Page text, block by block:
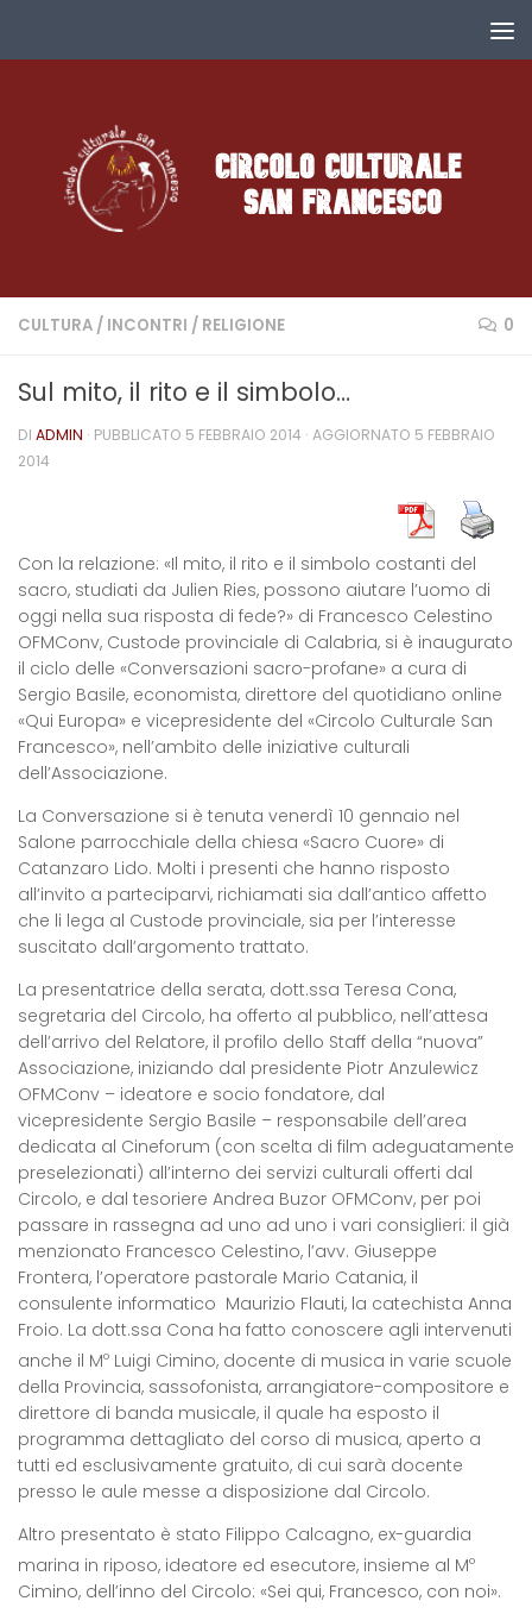
CULTURA / INCONTRI / RELIGIONE 0
Sul mito, il rito e il simbolo…
DI ADMIN · PUBBLICATO 5 FEBBRAIO 2014 · AGGIORNATO 5 FEBBRAIO
2014
Con la relazione: «Il mito, il rito e il simbolo costanti del
sacro, studiati da Julien Ries, possono aiutare l’uomo di
oggi nella sua risposta di fede?» di Francesco Celestino
OFMConv, Custode provinciale di Calabria, si è inaugurato
il ciclo delle «Conversazioni sacro-profane» a cura di
Sergio Basile, economista, direttore del quotidiano online
«Qui Europa» e vicepresidente del «Circolo Culturale San
Francesco», nell’ambito delle iniziative culturali
dell’Associazione.
La Conversazione si è tenuta venerdì 10 gennaio nel
Salone parrocchiale della chiesa «Sacro Cuore» di
Catanzaro Lido. Molti i presenti che hanno risposto
all’invito a parteciparvi, richiamati sia dall’antico affetto
che li lega al Custode provinciale, sia per l’interesse
suscitato dall’argomento trattato.
La presentatrice della serata, dott.ssa Teresa Cona,
segretaria del Circolo, ha offerto al pubblico, nell’attesa
dell’arrivo del Relatore, il profilo dello Staff della “nuova”
Associazione, iniziando dal presidente Piotr Anzulewicz
OFMConv – ideatore e socio fondatore, dal
vicepresidente Sergio Basile – responsabile dell’area
dedicata al Cineforum (con scelta di film adeguatamente
preselezionati) all’interno dei servizi culturali offerti dal
Circolo, e dal tesoriere Andrea Buzor OFMConv, per poi
passare in rassegna ad uno ad uno i vari consiglieri: il già
menzionato Francesco Celestino, l’avv. Giuseppe
Frontera, l’operatore pastorale Mario Catania, il
consulente informatico Maurizio Flauti, la catechista Anna
Froio. La dott.ssa Cona ha fatto conoscere agli intervenuti
anche il Mo Luigi Cimino, docente di musica in varie scuole
della Provincia, sassofonista, arrangiatore-compositore e
direttore di banda musicale, il quale ha esposto il
programma dettagliato del corso di musica, aperto a
tutti ed esclusivamente gratuito, di cui sarà docente
presso le aule messe a disposizione dal Circolo.
Altro presentato è stato Filippo Calcagno, ex-guardia
marina in riposo, ideatore ed esecutore, insieme al Mo
Cimino, dell’inno del Circolo: «Sei qui, Francesco, con noi».